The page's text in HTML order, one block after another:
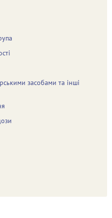
засобами та інші